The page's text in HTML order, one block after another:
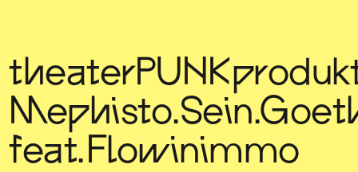
feat.Flowinimmo